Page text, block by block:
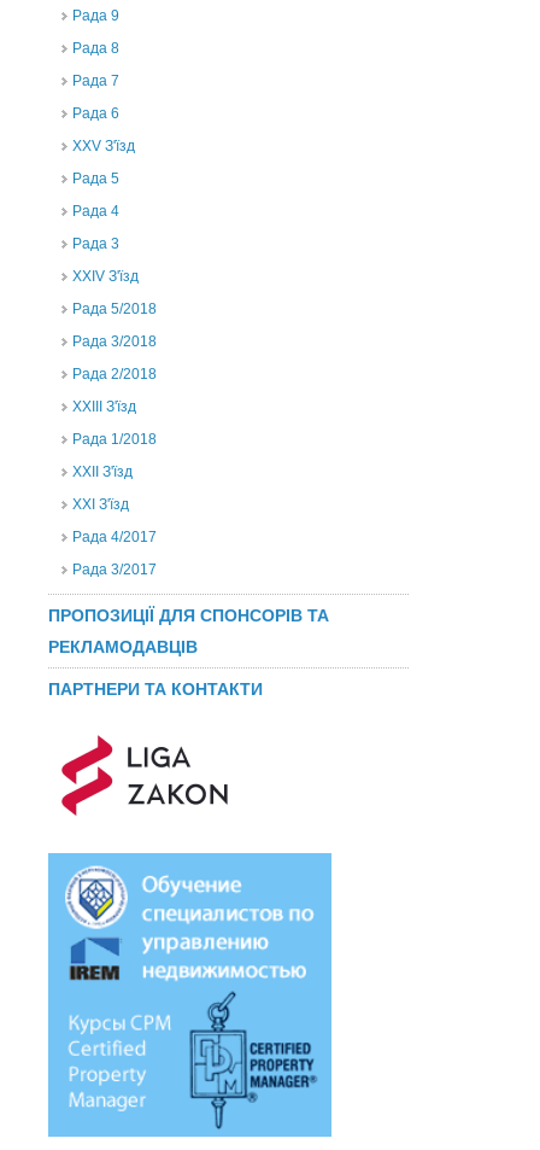
Рада 9
Рада 8
Рада 7
Рада 6
XXV З'їзд
Рада 5
Рада 4
Рада 3
ХХIV З'їзд
Рада 5/2018
Рада 3/2018
Рада 2/2018
XXIII З'їзд
Рада 1/2018
ХХІІ З'їзд
XXI З'їзд
Рада 4/2017
Рада 3/2017
ПРОПОЗИЦІЇ ДЛЯ СПОНСОРІВ ТА
РЕКЛАМОДАВЦІВ
ПАРТНЕРИ ТА КОНТАКТИ